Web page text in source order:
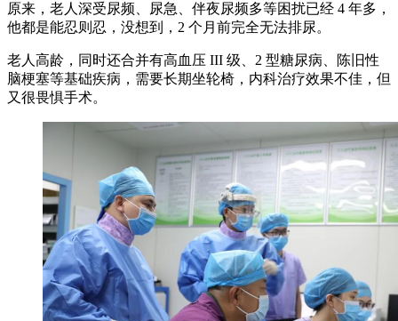
原来，老人深受尿频、尿急、伴夜尿频多等困扰已经 4 年多，
他都是能忍则忍，没想到，2 个月前完全无法排尿。
老人高龄，同时还合并有高血压 III 级、2 型糖尿病、陈旧性
脑梗塞等基础疾病，需要长期坐轮椅，内科治疗效果不佳，但
又很畏惧手术。